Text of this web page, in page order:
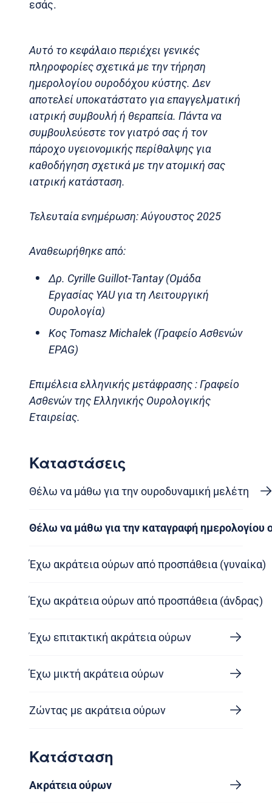
εσάς.
Αυτό το κεφάλαιο περιέχει γενικές
πληροφορίες σχετικά με την τήρηση
ημερολογίου ουροδόχου κύστης. Δεν
αποτελεί υποκατάστατο για επαγγελματική
ιατρική συμβουλή ή θεραπεία. Πάντα να
συμβουλεύεστε τον γιατρό σας ή τον
πάροχο υγειονομικής περίθαλψης για
καθοδήγηση σχετικά με την ατομική σας
ιατρική κατάσταση.
Τελευταία ενημέρωση: Αύγουστος 2025
Αναθεωρήθηκε από:
Δρ. Cyrille Guillot-Tantay (Ομάδα
Εργασίας YAU για τη Λειτουργική
Ουρολογία)
Κος Tomasz Michalek (Γραφείο Ασθενών
EPAG)
Επιμέλεια ελληνικής μετάφρασης : Γραφείο
Ασθενών της Ελληνικής Ουρολογικής
Εταιρείας.
Καταστάσεις
Θέλω να μάθω για την ουροδυναμική μελέτη
Θέλω να μάθω για την καταγραφή ημερολογίου
Έχω ακράτεια ούρων από προσπάθεια (γυναίκα)
Έχω ακράτεια ούρων από προσπάθεια (άνδρας)
Έχω επιτακτική ακράτεια ούρων
Έχω μικτή ακράτεια ούρων
Ζώντας με ακράτεια ούρων
Κατάσταση
Ακράτεια ούρων